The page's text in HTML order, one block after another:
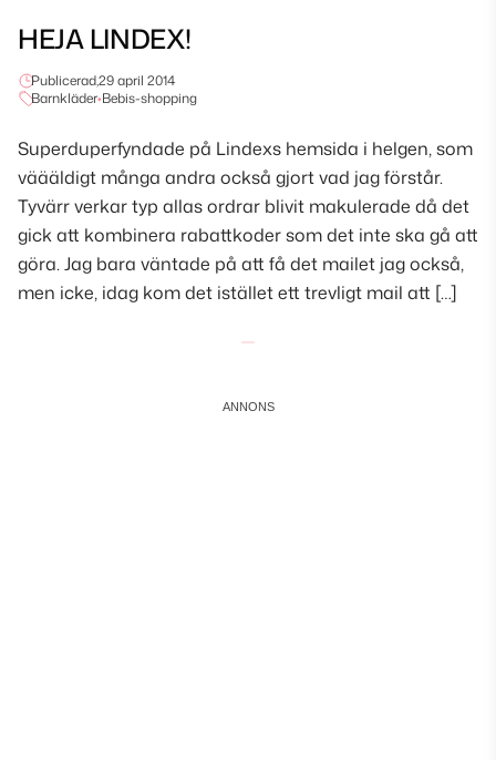
HEJA LINDEX!
Publicerad,29 april 2014
Barnkläder•Bebis-shopping
Superduperfyndade på Lindexs hemsida i helgen, som
väääldigt många andra också gjort vad jag förstår.
Tyvärr verkar typ allas ordrar blivit makulerade då det
gick att kombinera rabattkoder som det inte ska gå att
göra. Jag bara väntade på att få det mailet jag också,
men icke, idag kom det istället ett trevligt mail att […]